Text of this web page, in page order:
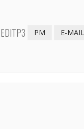
EDITP3 PM E-MAIL